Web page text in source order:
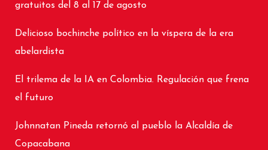
gratuitos del 8 al 17 de agosto
Delicioso bochinche político en la víspera de la era
abelardista
El trilema de la IA en Colombia. Regulación que frena
el futuro
Johnnatan Pineda retornó al pueblo la Alcaldía de
Copacabana